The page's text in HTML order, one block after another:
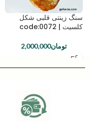
سنگ زینتی قلبی شکل
کلسیت | code:0072
تومان2,000,000